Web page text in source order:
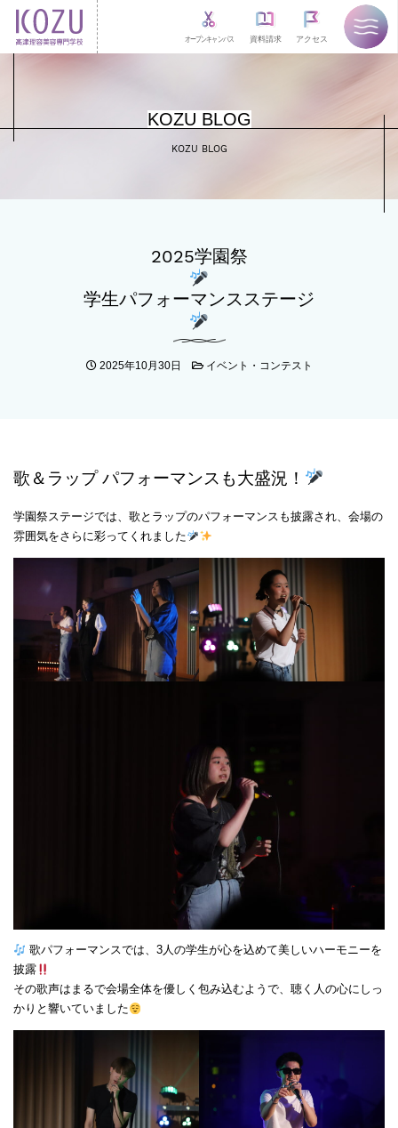
オープンキャンパス 資料請求 アクセス
KOZU BLOG
KOZU BLOG
2025学園祭
学生パフォーマンスステージ
2025年10月30日 イベント・コンテスト
歌＆ラップ パフォーマンスも大盛況！
学園祭ステージでは、歌とラップのパフォーマンスも披露され、会場の
雰囲気をさらに彩ってくれました
歌パフォーマンスでは、3人の学生が心を込めて美しいハーモニーを
披露
その歌声はまるで会場全体を優しく包み込むようで、聴く人の心にしっ
かりと響いていました